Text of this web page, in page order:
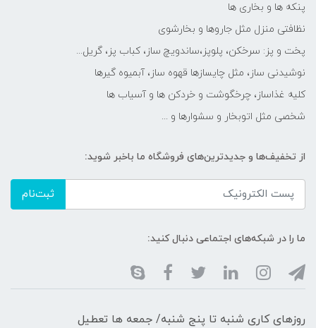
پنکه ها و بخاری ها
نظافتی منزل مثل جاروها و بخارشوی
پخت و پز: سرخکن، پلوپز،ساندویچ ساز، کباب پز، گریل...
نوشیدنی ساز، مثل چایسازها قهوه ساز، آبمیوه گیرها
کلیه غذاساز، چرخگوشت و خردکن ها و آسیاب ها
شخصی مثل اتوبخار و سشوارها و ...
از تخفیف‌ها و جدیدترین‌های فروشگاه ما باخبر شوید:
ثبت‌نام
ما را در شبکه‌های اجتماعی دنبال کنید:
روزهای کاری شنبه تا پنج شنبه/ جمعه ها تعطیل